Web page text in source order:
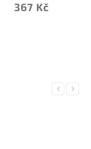
367 Kč
Previous
Next